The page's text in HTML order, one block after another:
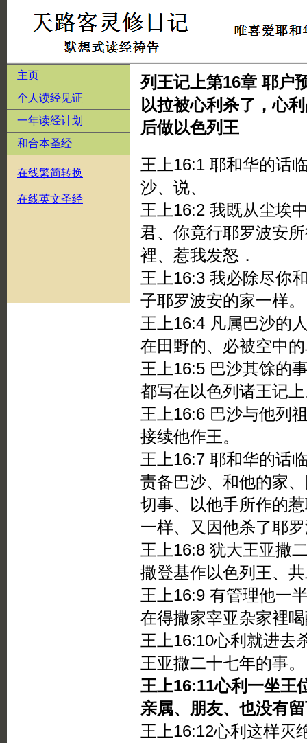
主页
个人读经见证
一年读经计划
和合本圣经
在线繁简转换
在线英文圣经
列王记上第16章 耶户
以拉被心利杀了，心
后做以色列王
王上16:1 耶和华的话
沙、说、
王上16:2 我既从尘埃
君、你竟行耶罗波安
裡、惹我发怒．
王上16:3 我必除尽你
子耶罗波安的家一样。
王上16:4 凡属巴沙的
在田野的、必被空中
王上16:5 巴沙其馀的
都写在以色列诸王记
王上16:6 巴沙与他列
接续他作王。
王上16:7 耶和华的话
责备巴沙、和他的家
切事、以他手所作的
一样、又因他杀了耶
王上16:8 犹大王亚撒
撒登基作以色列王、
王上16:9 有管理他一
在得撒家宰亚杂家裡
王上16:10心利就进去
王亚撒二十七年的事。
王上16:11心利一坐王
亲属、朋友、也没有
王上16:12心利这样灭